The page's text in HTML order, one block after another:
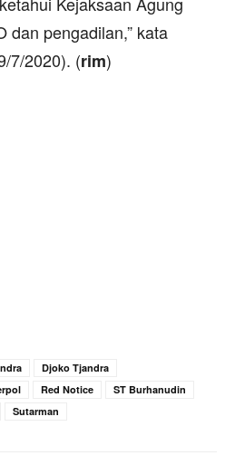
dan pengadilan,” kata
7/2020). (rim)
Djoko Tjandra
Red Notice
ST Burhanudin
Sutarman